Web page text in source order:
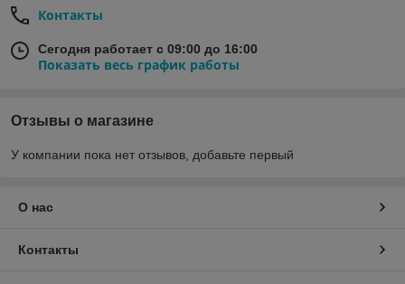
Контакты
Сегодня работает с 09:00 до 16:00
Показать весь график работы
Отзывы о магазине
У компании пока нет отзывов, добавьте первый
О нас
Контакты